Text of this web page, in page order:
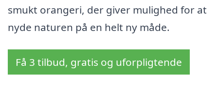
smukt orangeri, der giver mulighed for at
nyde naturen på en helt ny måde.
Få 3 tilbud, gratis og uforpligtende